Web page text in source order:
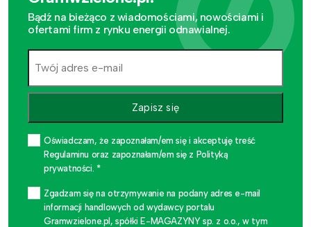
Bądź na bieżąco z wiadomościami, nowościami i
ofertami firm z rynku energii odnawialnej.
Zapisz się
Oświadczam, że zapoznałam/em się i akceptuję treść
Regulaminu oraz zapoznałam/em się z Polityką
prywatności. *
Zgadzam się na otrzymywanie na podany adres e-mail
informacji handlowych od wydawcy portalu
Gramwzielone.pl, spółki E-MAGAZYNY sp. z o.o., w tym